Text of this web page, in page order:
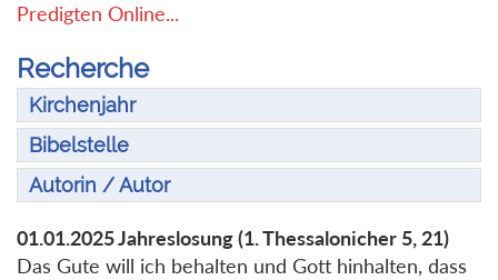
Predigten Online...
Recherche
Kirchenjahr
Bibelstelle
Autorin / Autor
01.01.2025Jahreslosung(1. Thessalonicher 5, 21)
Das Gute will ich behalten und Gott hinhalten, dass